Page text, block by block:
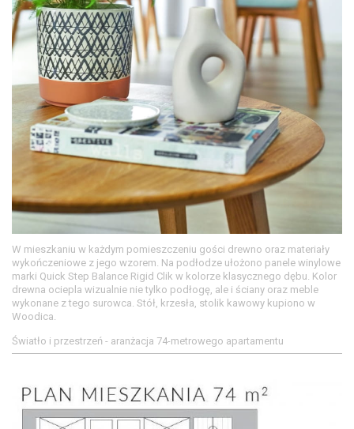
W mieszkaniu w każdym pomieszczeniu gości drewno oraz materiały
wykończeniowe z jego wzorem. Na podłodze ułożono panele winylowe
marki Quick Step Balance Rigid Clik w kolorze klasycznego dębu. Kolor
drewna ociepla wizualnie nie tylko podłogę, ale i ściany oraz meble
wykonane z tego surowca. Stół, krzesła, stolik kawowy kupiono w
Woodica.
Światło i przestrzeń - aranżacja 74-metrowego apartamentu